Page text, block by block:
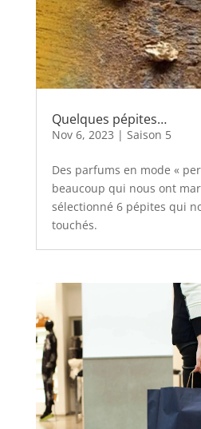
Quelques pépites…
Nov 6, 2023 | Saison 5
Des parfums en mode «
beaucoup qui nous ont
sélectionné 6 pépites qui
touchés.